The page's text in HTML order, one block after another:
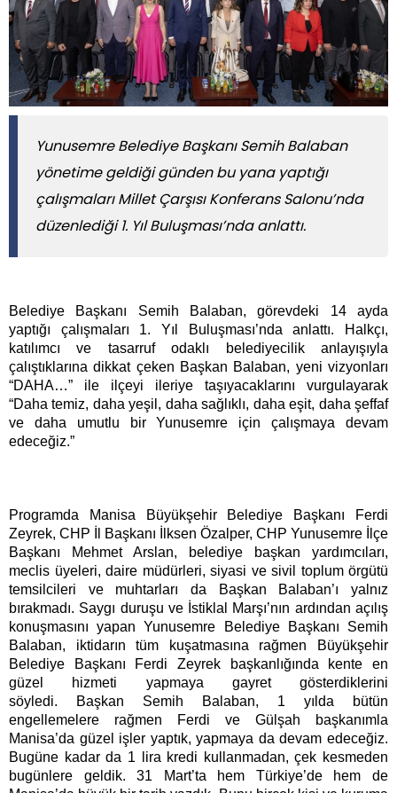
Yunusemre Belediye Başkanı Semih Balaban
yönetime geldiği günden bu yana yaptığı
çalışmaları Millet Çarşısı Konferans Salonu’nda
düzenlediği 1. Yıl Buluşması’nda anlattı.
Belediye Başkanı Semih Balaban, görevdeki 14 ayda
yaptığı çalışmaları 1. Yıl Buluşması’nda anlattı. Halkçı,
katılımcı ve tasarruf odaklı belediyecilik anlayışıyla
çalıştıklarına dikkat çeken Başkan Balaban, yeni vizyonları
“DAHA…” ile ilçeyi ileriye taşıyacaklarını vurgulayarak
“Daha temiz, daha yeşil, daha sağlıklı, daha eşit, daha şeffaf
ve daha umutlu bir Yunusemre için çalışmaya devam
edeceğiz.”
Programda Manisa Büyükşehir Belediye Başkanı Ferdi
Zeyrek, CHP İl Başkanı İlksen Özalper, CHP Yunusemre İlçe
Başkanı Mehmet Arslan, belediye başkan yardımcıları,
meclis üyeleri, daire müdürleri, siyasi ve sivil toplum örgütü
temsilcileri ve muhtarları da Başkan Balaban’ı yalnız
bırakmadı. Saygı duruşu ve İstiklal Marşı’nın ardından açılış
konuşmasını yapan Yunusemre Belediye Başkanı Semih
Balaban, iktidarın tüm kuşatmasına rağmen Büyükşehir
Belediye Başkanı Ferdi Zeyrek başkanlığında kente en
güzel hizmeti yapmaya gayret gösterdiklerini
söyledi. Başkan Semih Balaban, 1 yılda bütün
engellemelere rağmen Ferdi ve Gülşah başkanımla
Manisa’da güzel işler yaptık, yapmaya da devam edeceğiz.
Bugüne kadar da 1 lira kredi kullanmadan, çek kesmeden
bugünlere geldik. 31 Mart’ta hem Türkiye’de hem de